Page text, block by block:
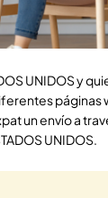
UNIDOS y
páginas
un envío a
UNIDOS.